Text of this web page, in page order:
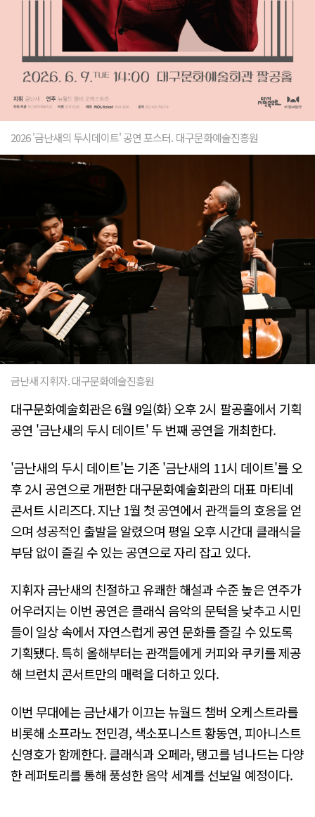
2026 '금난새의 두시데이트' 공연 포스터. 대구문화예술진흥원
금난새 지휘자. 대구문화예술진흥원
대구문화예술회관은 6월 9일(화) 오후 2시 팔공홀에서 기획
공연 '금난새의 두시 데이트' 두 번째 공연을 개최한다.
'금난새의 두시 데이트'는 기존 '금난새의 11시 데이트'를 오
후 2시 공연으로 개편한 대구문화예술회관의 대표 마티네
콘서트 시리즈다. 지난 1월 첫 공연에서 관객들의 호응을 얻
으며 성공적인 출발을 알렸으며 평일 오후 시간대 클래식을
부담 없이 즐길 수 있는 공연으로 자리 잡고 있다.
지휘자 금난새의 친절하고 유쾌한 해설과 수준 높은 연주가
어우러지는 이번 공연은 클래식 음악의 문턱을 낮추고 시민
들이 일상 속에서 자연스럽게 공연 문화를 즐길 수 있도록
기획됐다. 특히 올해부터는 관객들에게 커피와 쿠키를 제공
해 브런치 콘서트만의 매력을 더하고 있다.
이번 무대에는 금난새가 이끄는 뉴월드 챔버 오케스트라를
비롯해 소프라노 전민경, 색소포니스트 황동연, 피아니스트
신영호가 함께한다. 클래식과 오페라, 탱고를 넘나드는 다양
한 레퍼토리를 통해 풍성한 음악 세계를 선보일 예정이다.